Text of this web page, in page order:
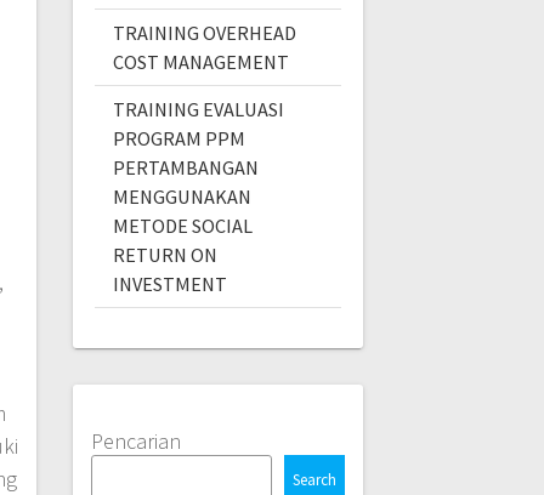
TRAINING OVERHEAD
COST MANAGEMENT
TRAINING EVALUASI
PROGRAM PPM
PERTAMBANGAN
MENGGUNAKAN
METODE SOCIAL
RETURN ON
INVESTMENT
Pencarian
Search